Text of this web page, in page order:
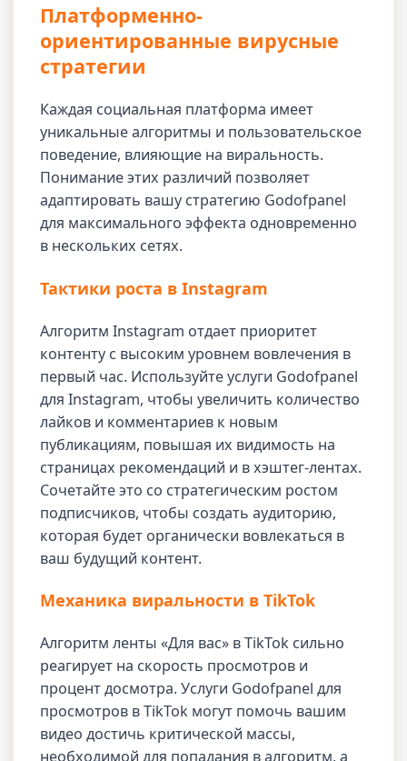
Платформенно-
ориентированные вирусные
стратегии
Каждая социальная платформа имеет
уникальные алгоритмы и пользовательское
поведение, влияющие на виральность.
Понимание этих различий позволяет
адаптировать вашу стратегию Godofpanel
для максимального эффекта одновременно
в нескольких сетях.
Тактики роста в Instagram
Алгоритм Instagram отдает приоритет
контенту с высоким уровнем вовлечения в
первый час. Используйте услуги Godofpanel
для Instagram, чтобы увеличить количество
лайков и комментариев к новым
публикациям, повышая их видимость на
страницах рекомендаций и в хэштег-лентах.
Сочетайте это со стратегическим ростом
подписчиков, чтобы создать аудиторию,
которая будет органически вовлекаться в
ваш будущий контент.
Механика виральности в TikTok
Алгоритм ленты «Для вас» в TikTok сильно
реагирует на скорость просмотров и
процент досмотра. Услуги Godofpanel для
просмотров в TikTok могут помочь вашим
видео достичь критической массы,
необходимой для попадания в алгоритм, а